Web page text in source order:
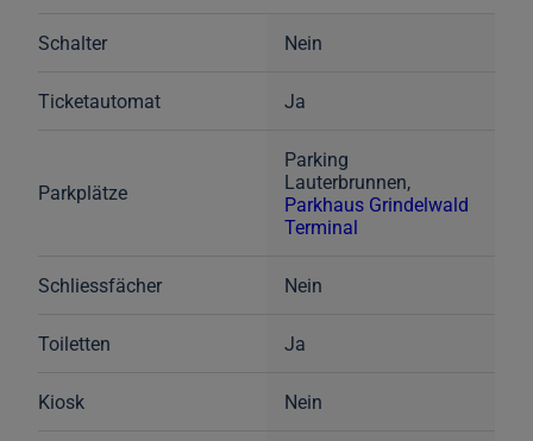
Schalter Nein
Ticketautomat Ja
Parkplätze
Parking
Lauterbrunnen,
Parkhaus Grindelwald
Terminal
Schliessfächer Nein
Toiletten Ja
Kiosk Nein